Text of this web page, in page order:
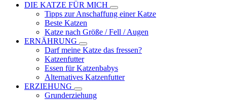
DIE KATZE FÜR MICH
Tipps zur Anschaffung einer Katze
Beste Katzen
Katze nach Größe / Fell / Augen
ERNÄHRUNG
Darf meine Katze das fressen?
Katzenfutter
Essen für Katzenbabys
Alternatives Katzenfutter
ERZIEHUNG
Grunderziehung